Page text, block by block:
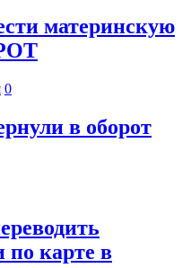
материнскую
0
в оборот
по карте в